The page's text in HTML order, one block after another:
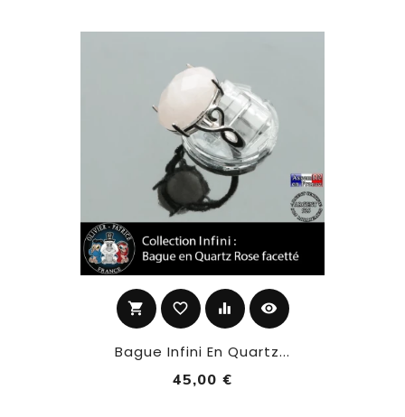
shopping_cart favorite_border equalizer visibility
Bague Infini En Quartz...
45,00 €